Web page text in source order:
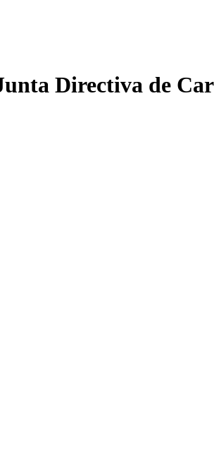
Directiva de